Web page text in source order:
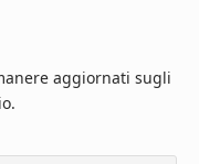
aggiornati sugli